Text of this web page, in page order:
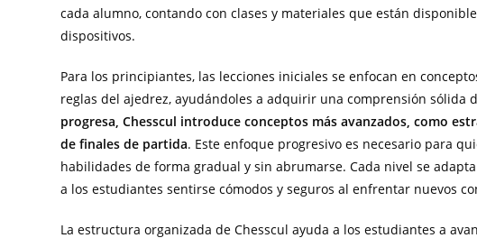
cada alumno, contando con clases y materiales que están
dispositivos.
Para los principiantes, las lecciones iniciales se enfocan en
reglas del ajedrez, ayudándoles a adquirir una comprensión sólida
progresa, Chesscul introduce conceptos más avanzados, como
de finales de partida. Este enfoque progresivo es necesario para
habilidades de forma gradual y sin abrumarse. Cada nivel se
a los estudiantes sentirse cómodos y seguros al enfrentar nuevos
La estructura organizada de Chesscul ayuda a los estudiantes a